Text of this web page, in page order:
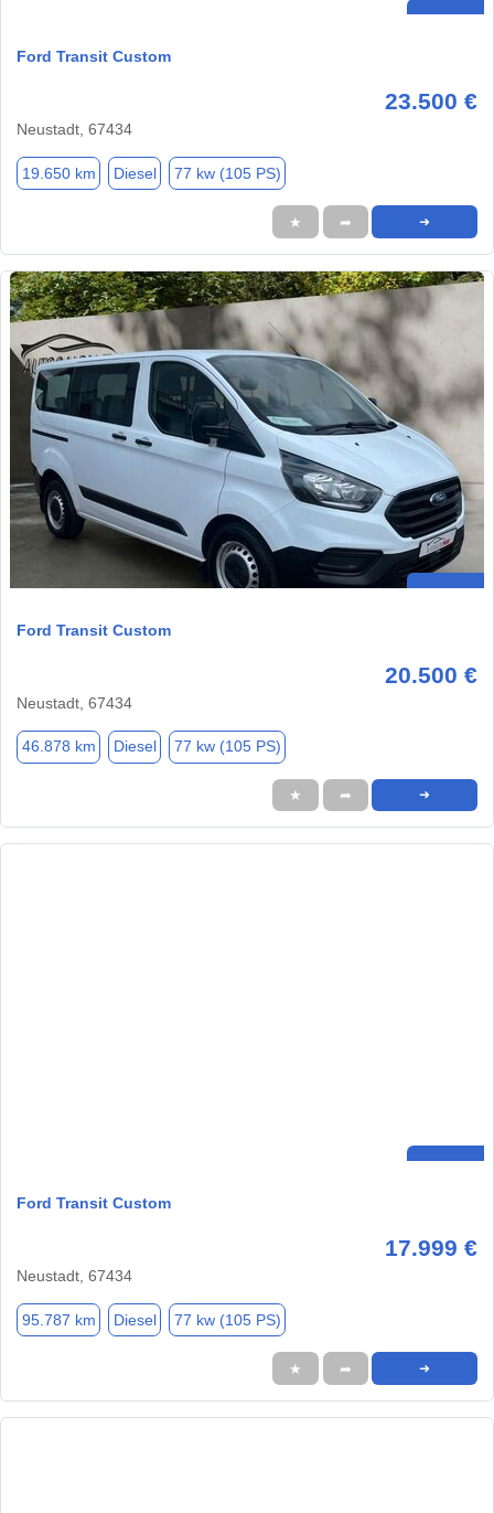
Ford Transit Custom
23.500 €
Neustadt, 67434
19.650 km Diesel 77 kw (105 PS)
★ ➦ ➜
Ford Transit Custom
20.500 €
Neustadt, 67434
46.878 km Diesel 77 kw (105 PS)
★ ➦ ➜
Ford Transit Custom
17.999 €
Neustadt, 67434
95.787 km Diesel 77 kw (105 PS)
★ ➦ ➜